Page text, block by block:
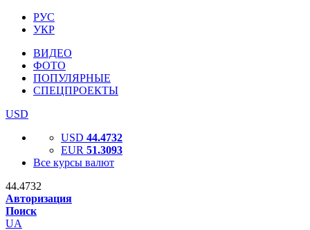
РУС
УКР
ВИДЕО
ФОТО
ПОПУЛЯРНЫЕ
СПЕЦПРОЕКТЫ
USD
USD 44.4732
EUR 51.3093
Все курсы валют
44.4732
Авторизация
Поиск
UA